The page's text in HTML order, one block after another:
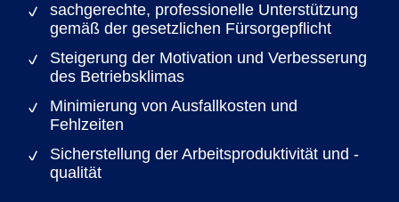
sachgerechte, professionelle Unterstützung
gemäß der gesetzlichen Fürsorgepflicht
Steigerung der Motivation und Verbesserung
des Betriebsklimas
Minimierung von Ausfallkosten und
Fehlzeiten
Sicherstellung der Arbeitsproduktivität und -
qualität